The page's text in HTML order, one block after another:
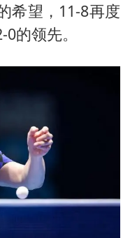
希望，11-8再度
的领先。